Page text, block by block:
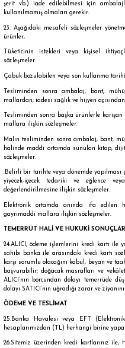
şerit vb.) iade edilebilmesi için
kullanılmamış olmaları gerekir.
23. Aşağıdaki mesafeli sözleşmeler
ürünler,
Tüketicinin istekleri veya kişisel
sözleşmeler.
Çabuk bozulabilen veya son kullanma
Tesliminden sonra ambalaj, bant,
mallardan; iadesi sağlık ve hijyen
Tesliminden sonra başka ürünlerle
mallara ilişkin sözleşmeler.
Malın tesliminden sonra ambalaj, bant,
halinde maddi ortamda sunulan kitap,
sözleşmeler.
.Belirli bir tarihte veya dönemde yapılması
yiyecek-içecek tedariki ve eğlence
değerlendirilmesine ilişkin sözleşmeler.
Elektronik ortamda anında ifa edilen
gayrimaddi mallara ilişkin sözleşmeler.
TEMERRÜT HALİ VE HUKUKİ
24.ALICI, ödeme işlemlerini kredi kartı ile
sahibi banka ile arasındaki kredi kartı
karşı sorumlu olacağını kabul, beyan ve
başvurabilir; doğacak masrafları ve
ALICI’nın borcundan dolayı temerrüde
dolayı SATICI’nın uğradığı zarar ve
ÖDEME VE TESLİMAT
25.Banka Havalesi veya EFT (Elektronik
hesaplarımızdan (TL) herhangi birine
26.Sitemiz üzerinden kredi kartlarınız